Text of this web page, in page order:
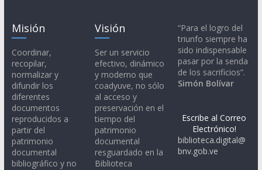
Misión
Coordinar,
recopilar,
normalizar y
difundir los
diferentes
documentos
reproducidos a
partir del
patrimonio
documental
bibliográfico y no
Visión
Ser un servicio
efectivo, dinámico
y moderno que
coadyuve, no sólo
al acceso y
preservación en el
tiempo del
patrimonio
documental
resguardado en la
Biblioteca
“Para el logro del
triunfo siempre ha
sido indispensable
pasar por la senda
de los sacrificios”.
Simón Bolívar
Escribe al Correo
Electrónico!
biblioteca.digital@
bnv.gob.ve